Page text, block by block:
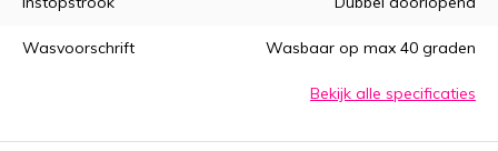
Wasvoorschrift Wasbaar op max 40 graden
Bekijk alle specificaties